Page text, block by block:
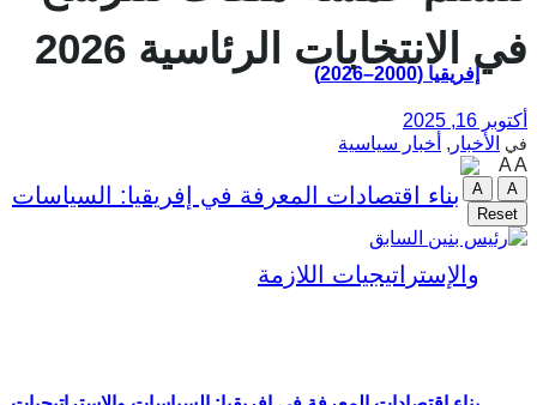
إفريقيا (2000–2026)
في الانتخابات الرئاسية 2026
أكتوبر 16, 2025
في الأخبار , أخبار سياسية
AA
A
A
Reset